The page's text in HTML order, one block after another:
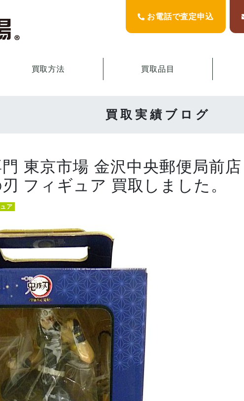
お電話で査定申込
買取方法 買取品目
買取実績ブログ
東京市場 金沢中央郵便局前店
フィギュア 買取しました。
ア